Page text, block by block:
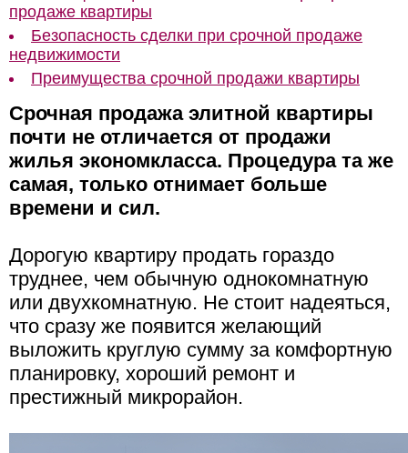
продаже квартиры
Безопасность сделки при срочной продаже
недвижимости
Преимущества срочной продажи квартиры
Срочная продажа элитной квартиры
почти не отличается от продажи
жилья экономкласса. Процедура та же
самая, только отнимает больше
времени и сил.
Дорогую квартиру продать гораздо
труднее, чем обычную однокомнатную
или двухкомнатную. Не стоит надеяться,
что сразу же появится желающий
выложить круглую сумму за комфортную
планировку, хороший ремонт и
престижный микрорайон.